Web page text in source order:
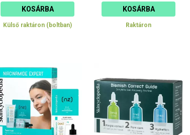
KOSÁRBA
Külső raktáron (boltban)
KOSÁRBA
Raktáron